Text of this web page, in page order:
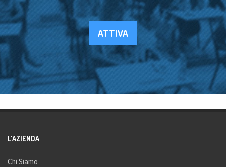
ATTIVA
L'AZIENDA
Chi Siamo